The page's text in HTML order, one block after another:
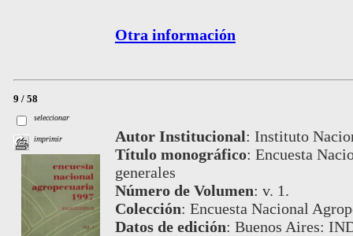
Otra información
9 / 58
seleccionar
imprimir Autor Institucional: Instituto
Título monográfico: Encuesta
generales
Número de Volumen: v. 1.
Colección: Encuesta Nacional
Datos de edición: Buenos Aires: